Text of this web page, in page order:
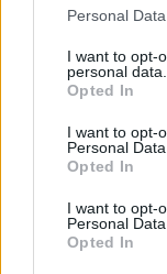
Please note that
not limited to your
grant or deny
use your data for
consent section.
Personal
I want to opt-
personal data.
Opted In
I want to opt-
Personal Data.
Opted In
I want to opt-
Personal
Opted In
Arrestati cinque
accuse e i dettagli
NEWS